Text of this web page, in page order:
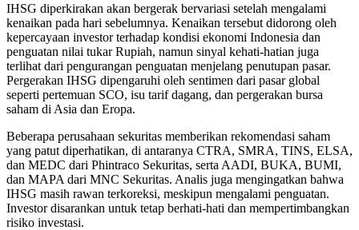
IHSG diperkirakan akan bergerak bervariasi setelah mengalami
kenaikan pada hari sebelumnya. Kenaikan tersebut didorong oleh
kepercayaan investor terhadap kondisi ekonomi Indonesia dan
penguatan nilai tukar Rupiah, namun sinyal kehati-hatian juga
terlihat dari pengurangan penguatan menjelang penutupan pasar.
Pergerakan IHSG dipengaruhi oleh sentimen dari pasar global
seperti pertemuan SCO, isu tarif dagang, dan pergerakan bursa
saham di Asia dan Eropa.
Beberapa perusahaan sekuritas memberikan rekomendasi saham
yang patut diperhatikan, di antaranya CTRA, SMRA, TINS, ELSA,
dan MEDC dari Phintraco Sekuritas, serta AADI, BUKA, BUMI,
dan MAPA dari MNC Sekuritas. Analis juga mengingatkan bahwa
IHSG masih rawan terkoreksi, meskipun mengalami penguatan.
Investor disarankan untuk tetap berhati-hati dan mempertimbangkan
risiko investasi.